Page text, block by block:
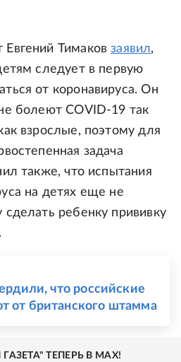
Евгений Тимаковзаявил,
следует в первую
от коронавируса. Он
болеют COVID-19 так
взрослые, поэтому для
задача
также, что испытания
на детях еще не
сделать ребенку прививку
что российские
от британского штамма
ТЕПЕРЬ В MAX!